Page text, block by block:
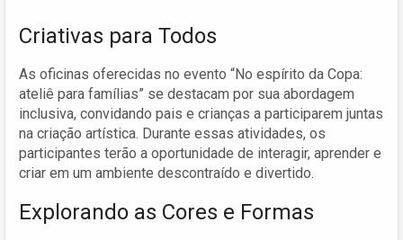
Criativas para Todos
As oficinas oferecidas no evento “No espírito da Copa:
ateliê para famílias” se destacam por sua abordagem
inclusiva, convidando pais e crianças a participarem juntas
na criação artística. Durante essas atividades, os
participantes terão a oportunidade de interagir, aprender e
criar em um ambiente descontraído e divertido.
Explorando as Cores e Formas